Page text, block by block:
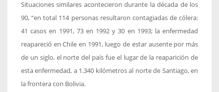
Situaciones similares acontecieron durante la década de los
90, “en total 114 personas resultaron contagiadas de cólera:
41 casos en 1991, 73 en 1992 y 30 en 1993; la enfermedad
reapareció en Chile en 1991, luego de estar ausente por más
de un siglo, el norte del país fue el lugar de la reaparición de
esta enfermedad, a 1.340 kilómetros al norte de Santiago, en
la frontera con Bolivia.